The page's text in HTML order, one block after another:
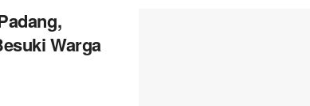
Warga